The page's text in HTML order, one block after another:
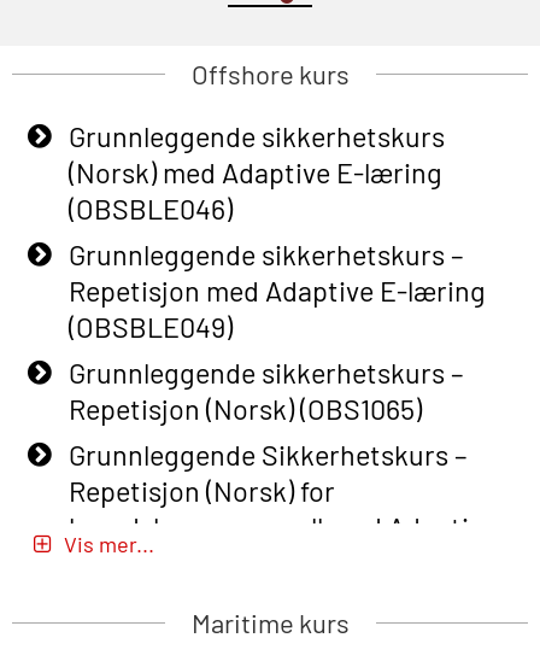
Offshore kurs
Grunnleggende sikkerhetskurs
(Norsk) med Adaptive E-læring
(OBSBLE046)
Grunnleggende sikkerhetskurs –
Repetisjon med Adaptive E-læring
(OBSBLE049)
Grunnleggende sikkerhetskurs –
Repetisjon (Norsk) (OBS1065)
Grunnleggende Sikkerhetskurs –
Repetisjon (Norsk) for
beredskapspersonell med Adaptive
E-læring (OBSBLE051)
Basic Safety Training (English) – with
Vis mer...
Maritime kurs